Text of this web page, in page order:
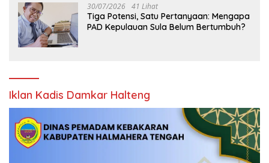
30/07/2026 41 Lihat
Tiga Potensi, Satu Pertanyaan: Mengapa
PAD Kepulauan Sula Belum Bertumbuh?
Iklan Kadis Damkar Halteng